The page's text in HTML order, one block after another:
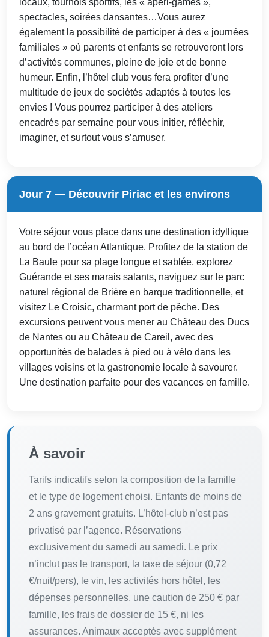
spectacles, soirées dansantes…Vous aurez
également la possibilité de participer à des « journées
familiales » où parents et enfants se retrouveront lors
d’activités communes, pleine de joie et de bonne
humeur. Enfin, l’hôtel club vous fera profiter d’une
multitude de jeux de sociétés adaptés à toutes les
envies ! Vous pourrez participer à des ateliers
encadrés par semaine pour vous initier, réfléchir,
imaginer, et surtout vous s’amuser.
Jour 7 — Découvrir Piriac et les environs
Votre séjour vous place dans une destination idyllique
au bord de l’océan Atlantique. Profitez de la station de
La Baule pour sa plage longue et sablée, explorez
Guérande et ses marais salants, naviguez sur le parc
naturel régional de Brière en barque traditionnelle, et
visitez Le Croisic, charmant port de pêche. Des
excursions peuvent vous mener au Château des Ducs
de Nantes ou au Château de Careil, avec des
opportunités de balades à pied ou à vélo dans les
villages voisins et la gastronomie locale à savourer.
Une destination parfaite pour des vacances en famille.
À savoir
Tarifs indicatifs selon la composition de la famille
et le type de logement choisi. Enfants de moins de
2 ans gravement gratuits. L’hôtel-club n’est pas
privatisé par l’agence. Réservations
exclusivement du samedi au samedi. Le prix
n’inclut pas le transport, la taxe de séjour (0,72
€/nuit/pers), le vin, les activités hors hôtel, les
dépenses personnelles, une caution de 250 € par
famille, les frais de dossier de 15 €, ni les
assurances. Animaux acceptés avec supplément